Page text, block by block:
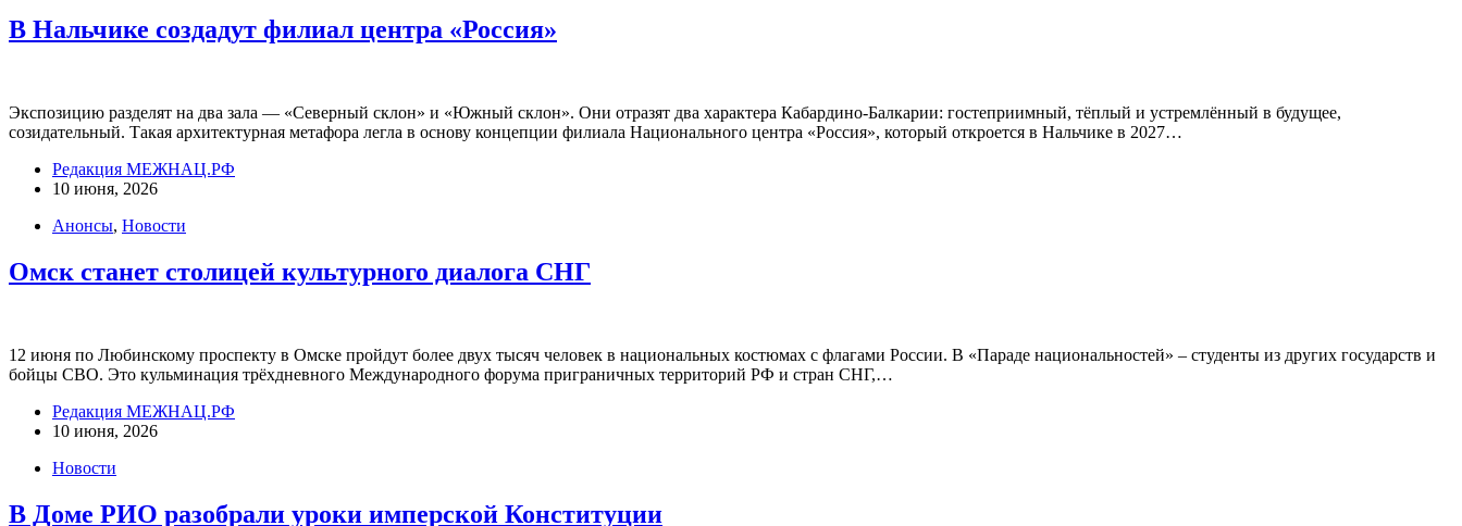
В Нальчике создадут филиал центра «Россия»
Экспозицию разделят на два зала — «Северный склон» и «Южный склон». Они отразят два характера Кабардино-Балкарии: гостеприимный, тёплый и устремлённый в будущее,
созидательный. Такая архитектурная метафора легла в основу концепции филиала Национального центра «Россия», который откроется в Нальчике в 2027…
Редакция МЕЖНАЦ.РФ
10 июня, 2026
Анонсы, Новости
Омск станет столицей культурного диалога СНГ
12 июня по Любинскому проспекту в Омске пройдут более двух тысяч человек в национальных костюмах с флагами России. В «Параде национальностей» – студенты из других государств и
бойцы СВО. Это кульминация трёхдневного Международного форума приграничных территорий РФ и стран СНГ,…
Редакция МЕЖНАЦ.РФ
10 июня, 2026
Новости
В Доме РИО разобрали уроки имперской Конституции